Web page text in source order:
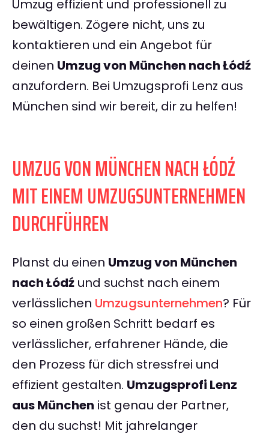
Umzug effizient und professionell zu
bewältigen. Zögere nicht, uns zu
kontaktieren und ein Angebot für
deinen Umzug von München nach Łódź
anzufordern. Bei Umzugsprofi Lenz aus
München sind wir bereit, dir zu helfen!
UMZUG VON MÜNCHEN NACH ŁÓDŹ
MIT EINEM UMZUGSUNTERNEHMEN
DURCHFÜHREN
Planst du einen Umzug von München
nach Łódź und suchst nach einem
verlässlichen Umzugsunternehmen? Für
so einen großen Schritt bedarf es
verlässlicher, erfahrener Hände, die
den Prozess für dich stressfrei und
effizient gestalten. Umzugsprofi Lenz
aus München ist genau der Partner,
den du suchst! Mit jahrelanger